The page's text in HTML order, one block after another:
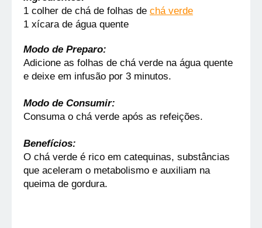
1 colher de chá de folhas de chá verde
1 xícara de água quente
Modo de Preparo:
Adicione as folhas de chá verde na água quente
e deixe em infusão por 3 minutos.
Modo de Consumir:
Consuma o chá verde após as refeições.
Benefícios:
O chá verde é rico em catequinas, substâncias
que aceleram o metabolismo e auxiliam na
queima de gordura.